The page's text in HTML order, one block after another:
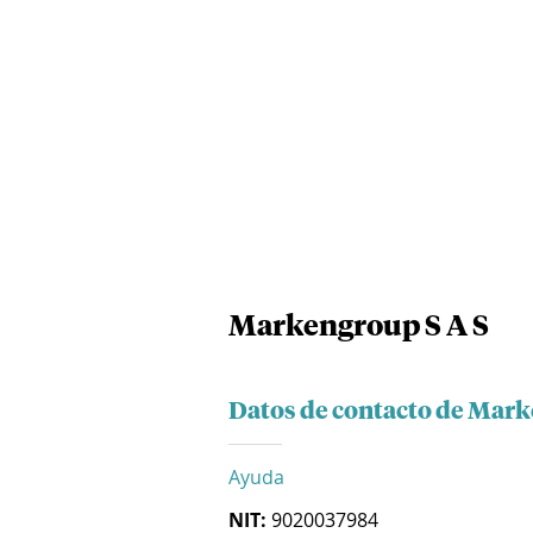
Markengroup S A S
Datos de contacto de
Ayuda
NIT: 9020037984